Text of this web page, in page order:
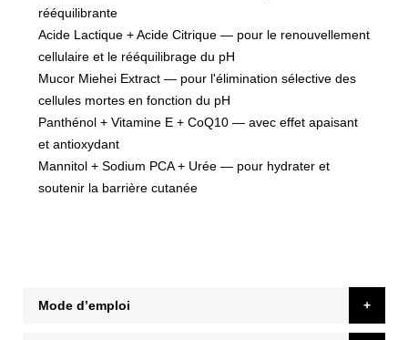
rééquilibrante
Acide Lactique + Acide Citrique — pour le renouvellement
cellulaire et le rééquilibrage du pH
Mucor Miehei Extract — pour l'élimination sélective des
cellules mortes en fonction du pH
Panthénol + Vitamine E + CoQ10 — avec effet apaisant
et antioxydant
Mannitol + Sodium PCA + Urée — pour hydrater et
soutenir la barrière cutanée
Mode d’emploi